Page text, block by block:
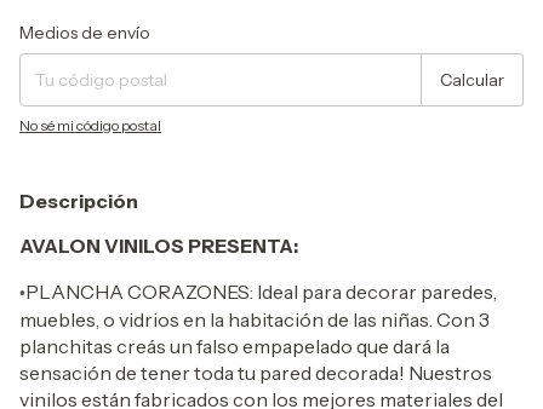
Entregas para el CP:
Medios de envío
Calcular
No sé mi código postal
Descripción
AVALON VINILOS PRESENTA:
•PLANCHA CORAZONES: Ideal para decorar paredes,
muebles, o vidrios en la habitación de las niñas. Con 3
planchitas creás un falso empapelado que dará la
sensación de tener toda tu pared decorada! Nuestros
vinilos están fabricados con los mejores materiales del